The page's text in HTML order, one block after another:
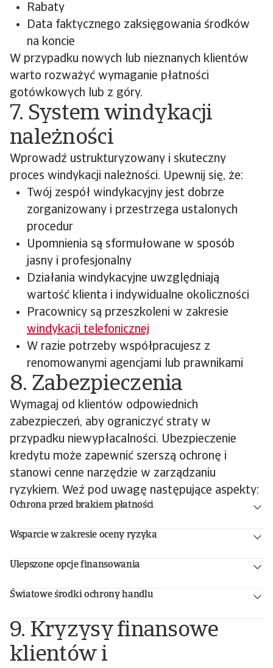
Rabaty
Data faktycznego zaksięgowania środków
na koncie
W przypadku nowych lub nieznanych klientów
warto rozważyć wymaganie płatności
gotówkowych lub z góry.
7. System windykacji
należności
Wprowadź ustrukturyzowany i skuteczny
proces windykacji należności. Upewnij się, że:
Twój zespół windykacyjny jest dobrze
zorganizowany i przestrzega ustalonych
procedur
Upomnienia są sformułowane w sposób
jasny i profesjonalny
Działania windykacyjne uwzględniają
wartość klienta i indywidualne okoliczności
Pracownicy są przeszkoleni w zakresie
windykacji telefonicznej
W razie potrzeby współpracujesz z
renomowanymi agencjami lub prawnikami
8. Zabezpieczenia
Wymagaj od klientów odpowiednich
zabezpieczeń, aby ograniczyć straty w
przypadku niewypłacalności. Ubezpieczenie
kredytu może zapewnić szerszą ochronę i
stanowi cenne narzędzie w zarządzaniu
ryzykiem. Weź pod uwagę następujące aspekty:
Ochrona przed brakiem płatności
Wsparcie w zakresie oceny ryzyka
Ulepszone opcje finansowania
Światowe środki ochrony handlu
9. Kryzysy finansowe
klientów i